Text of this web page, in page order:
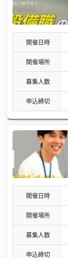
開催日時
開催場所
募集人数
申込締切
開催日時
開催場所
募集人数
申込締切